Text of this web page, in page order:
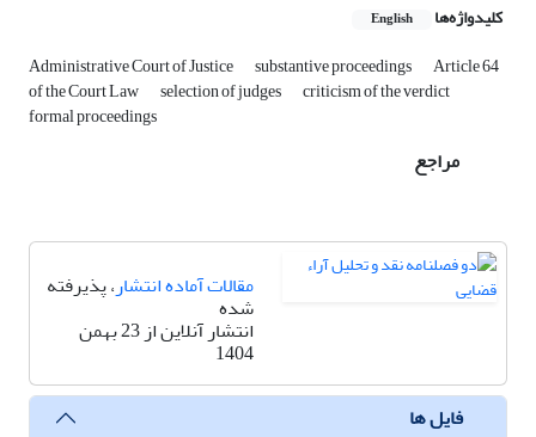
کلیدواژه‌ها English
Administrative Court of Justice substantive proceedings Article 64
of the Court Law selection of judges criticism of the verdict
formal proceedings
مراجع
مقالات آماده انتشار، پذیرفته
شده
انتشار آنلاین از 23 بهمن
1404
فایل ها